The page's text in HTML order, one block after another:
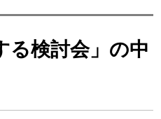
る検討会」の中